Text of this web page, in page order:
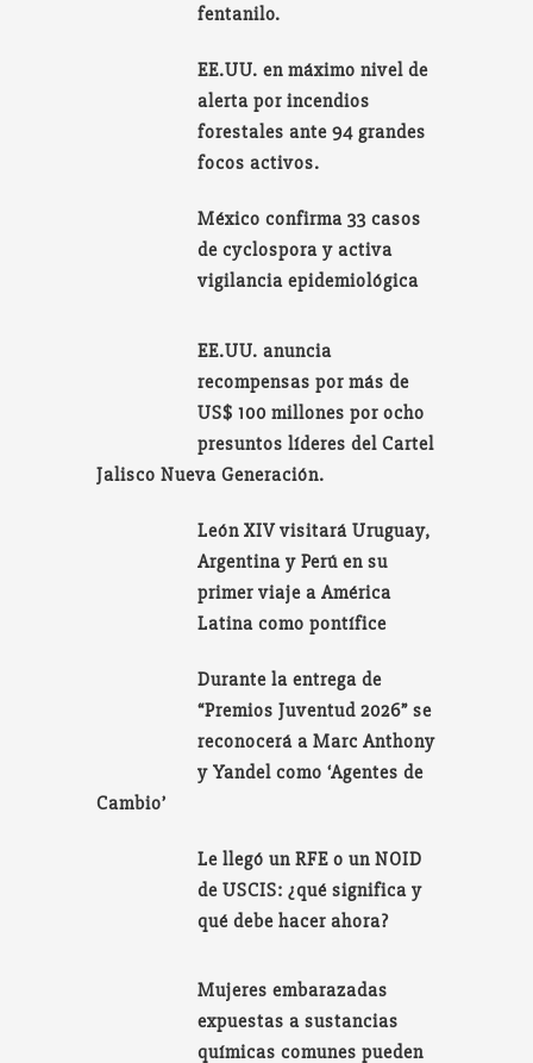
fentanilo.
EE.UU. en máximo nivel de
alerta por incendios
forestales ante 94 grandes
focos activos.
México confirma 33 casos
de cyclospora y activa
vigilancia epidemiológica
EE.UU. anuncia
recompensas por más de
US$ 100 millones por ocho
presuntos líderes del Cartel
Jalisco Nueva Generación.
León XIV visitará Uruguay,
Argentina y Perú en su
primer viaje a América
Latina como pontífice
Durante la entrega de
“Premios Juventud 2026” se
reconocerá a Marc Anthony
y Yandel como ‘Agentes de
Cambio’
Le llegó un RFE o un NOID
de USCIS: ¿qué significa y
qué debe hacer ahora?
Mujeres embarazadas
expuestas a sustancias
químicas comunes pueden